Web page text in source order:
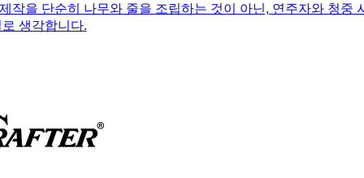
작을 단순히 나무와 줄을 조립하는 것이 아닌, 연주자와 청중
생각합니다.